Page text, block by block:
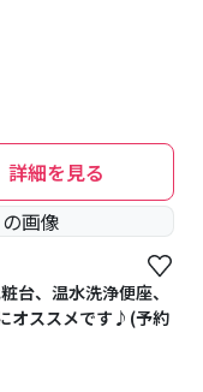
詳細を見る
台、温水洗浄便座、
オススメです♪(予約